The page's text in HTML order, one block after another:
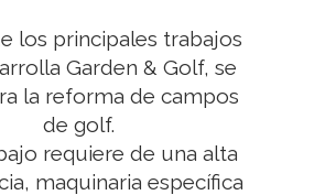
los principales trabajos
Garden & Golf, se
la reforma de campos
de golf.
requiere de una alta
maquinaria específica